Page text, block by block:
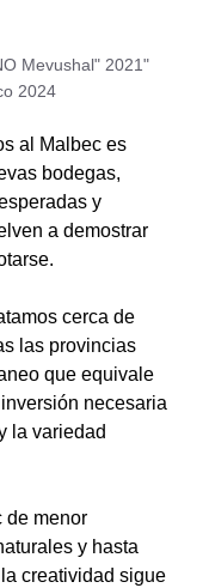
Mevushal" 2021"
2024
al Malbec es
bodegas,
y
a demostrar
cerca de
las provincias
que equivale
necesaria
la variedad
de menor
y hasta
creatividad sigue